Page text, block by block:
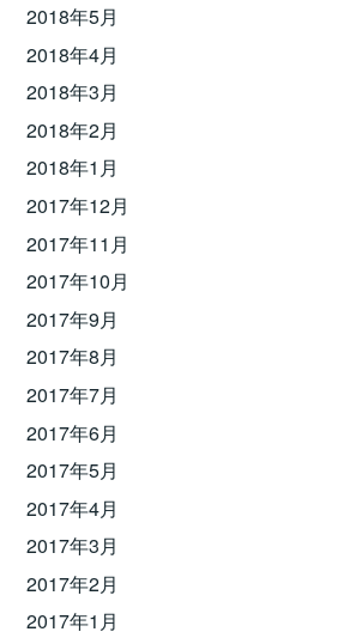
2018年5月
2018年4月
2018年3月
2018年2月
2018年1月
2017年12月
2017年11月
2017年10月
2017年9月
2017年8月
2017年7月
2017年6月
2017年5月
2017年4月
2017年3月
2017年2月
2017年1月